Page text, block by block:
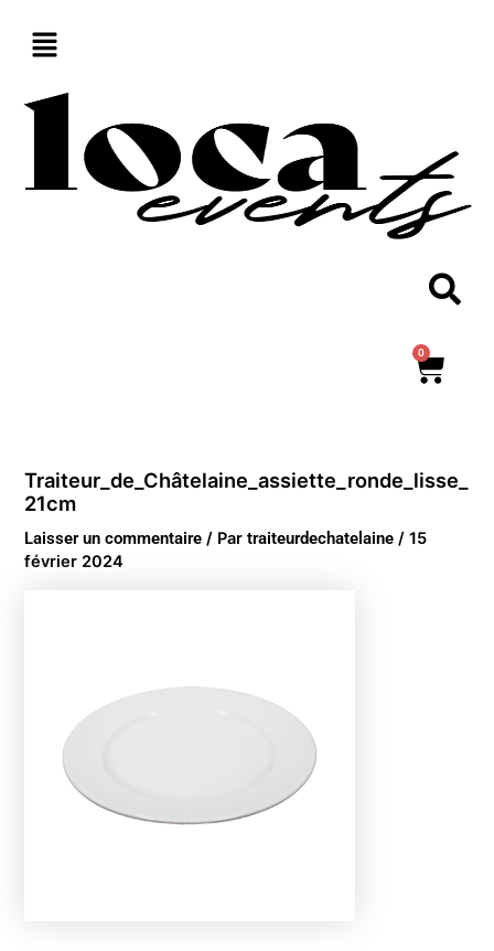
0
Traiteur_de_Châtelaine_assiette_ronde_lisse_
21cm
Laisser un commentaire / Partraiteurdechatelaine/15
février 2024